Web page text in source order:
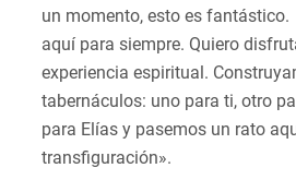
un momento, esto es
aquí para siempre. Quiero
experiencia espiritual.
tabernáculos: uno para ti, otro
para Elías y pasemos un rato
transfiguración».